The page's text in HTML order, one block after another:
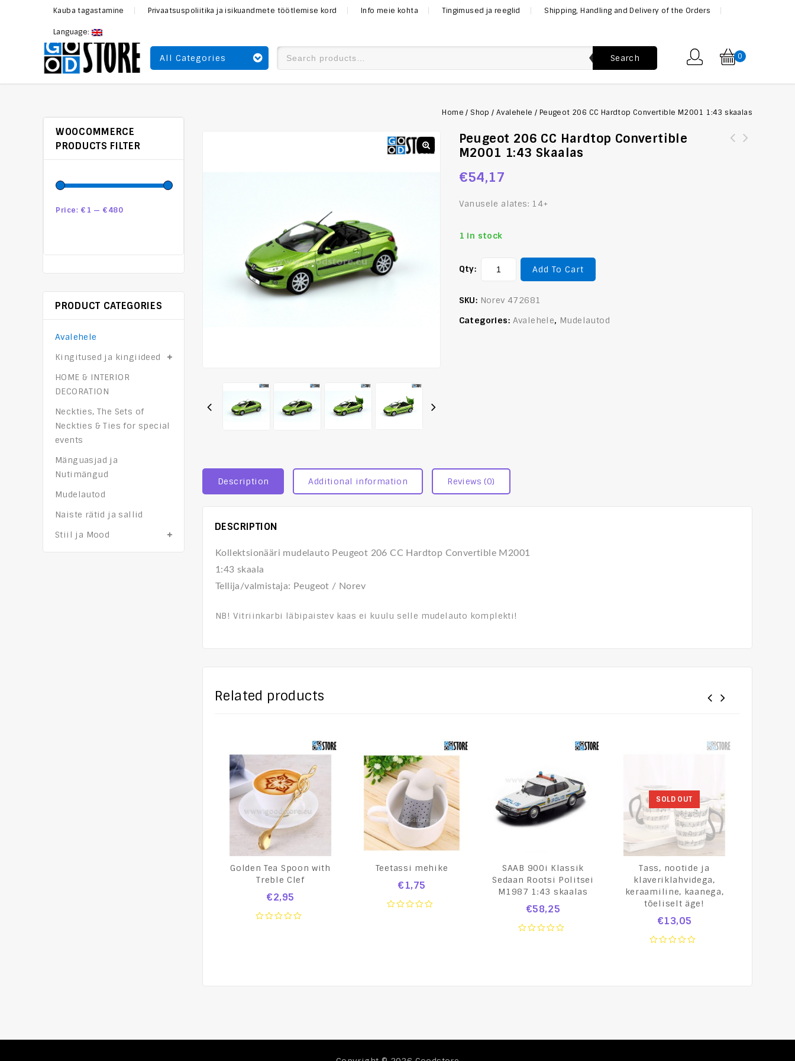
Kauba tagastamine Privaatsuspoliitika ja isikuandmete töötlemise kord Info meie kohta Tingimused ja reeglid Shipping, Handling and Delivery of the Orders
Language:
All Categories Search 0
Home / Shop / Avalehele / Peugeot 206 CC Hardtop Convertible M2001 1:43 skaalas
Peugeot 206 CC Hardtop Convertible
M2001 1:43 Skaalas
€54,17
Vanusele alates: 14+
1 in stock
Qty: Add To Cart
SKU: Norev 472681
Categories: Avalehele, Mudelautod
Description Additional information Reviews (0)
DESCRIPTION
Kollektsionääri mudelauto Peugeot 206 CC Hardtop Convertible M2001
1:43 skaala
Tellija/valmistaja: Peugeot / Norev
NB! Vitriinkarbi läbipaistev kaas ei kuulu selle mudelauto komplekti!
Related products
Golden Tea Spoon with
Treble Clef
€2,95
Teetassi mehike
€1,75
SAAB 900i Klassik
Sedaan Rootsi Politsei
M1987 1:43 skaalas
€58,25
SOLD OUT
Tass, nootide ja
klaveriklahvidega,
keraamiline, kaanega,
tõeliselt äge!
€13,05
WOOCOMMERCE
PRODUCTS FILTER
Price: €1 — €480
PRODUCT CATEGORIES
Avalehele
Kingitused ja kingiideed
HOME & INTERIOR
DECORATION
Neckties, The Sets of
Neckties & Ties for special
events
Mänguasjad ja
Nutimängud
Mudelautod
Naiste rätid ja sallid
Stiil ja Mood